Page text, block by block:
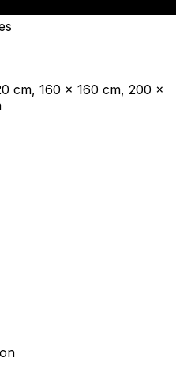
cm, 160 x 160 cm, 200 x